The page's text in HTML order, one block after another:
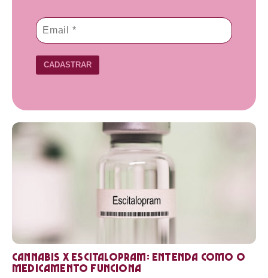
CADASTRAR
Cannabis X Escitalopram: Entenda como o
medicamento funciona